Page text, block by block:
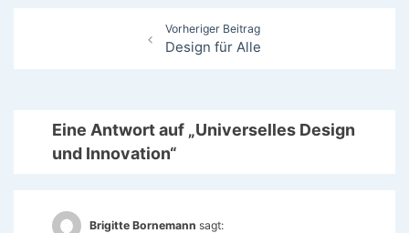
Vorheriger Beitrag
Design für Alle
Eine Antwort auf „Universelles Design
und Innovation“
Brigitte Bornemann sagt: